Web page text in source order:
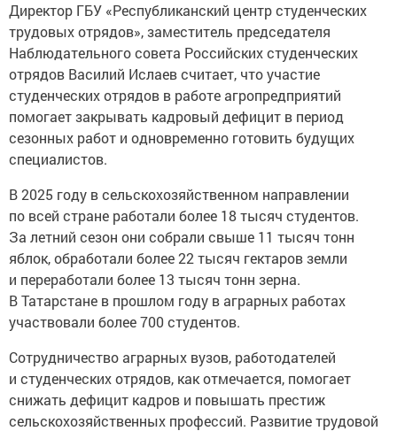
Директор ГБУ «Республиканский центр студенческих
трудовых отрядов», заместитель председателя
Наблюдательного совета Российских студенческих
отрядов Василий Ислаев считает, что участие
студенческих отрядов в работе агропредприятий
помогает закрывать кадровый дефицит в период
сезонных работ и одновременно готовить будущих
специалистов.
В 2025 году в сельскохозяйственном направлении
по всей стране работали более 18 тысяч студентов.
За летний сезон они собрали свыше 11 тысяч тонн
яблок, обработали более 22 тысяч гектаров земли
и переработали более 13 тысяч тонн зерна.
В Татарстане в прошлом году в аграрных работах
участвовали более 700 студентов.
Сотрудничество аграрных вузов, работодателей
и студенческих отрядов, как отмечается, помогает
снижать дефицит кадров и повышать престиж
сельскохозяйственных профессий. Развитие трудовой